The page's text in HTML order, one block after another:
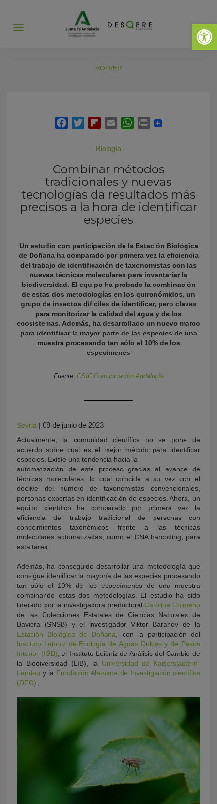
Abrir
Abrir
VOLVER
Biología
Combinar métodos
tradicionales y nuevas
tecnologías da resultados más
precisos a la hora de identificar
especies
Un estudio con participación de la Estación Biológica
de Doñana ha comparado por primera vez la eficiencia
del trabajo de identificación de taxonomistas con las
nuevas técnicas moleculares para inventariar la
biodiversidad. El equipo ha probado la combinación
de estas dos metodologías en los quironómidos, un
grupo de insectos difíciles de identificar, pero claves
para monitorizar la calidad del agua y de los
ecosistemas. Además, ha desarrollado un nuevo marco
para identificar la mayor parte de las especies de una
muestra procesando tan sólo el 10% de los
especímenes
Fuente: CSIC Comunicación Andalucía
Sevilla | 09 de junio de 2023
Actualmente, la comunidad científica no se pone de
acuerdo sobre cuál es el mejor método para identificar
especies. Existe una tendencia hacia la
automatización de este proceso gracias al avance de
técnicas moleculares, lo cual coincide a su vez con el
declive del número de taxonomistas convencionales,
personas expertas en identificación de especies. Ahora, un
equipo científico ha comparado por primera vez la
eficiencia del trabajo tradicional de personas con
conocimientos taxonómicos frente a las técnicas
moleculares automatizadas, como el DNA barcoding, para
esta tarea.
Además, ha conseguido desarrollar una metodología que
consigue identificar la mayoría de las especies procesando
tan sólo el 10% de los especímenes de una muestra
combinando estas dos metodologías. El estudio ha sido
liderado por la investigadora predoctoralCaroline Chimeno
de las Colecciones Estatales de Ciencias Naturales de
Baviera (SNSB) y el investigador Viktor Baranov de la
Estación Biológica de Doñana , con la participación del
Instituto Leibniz de Ecología de Aguas Dulces y de Pesca
Interior (IGB) , el Instituto Leibniz de Análisis del Cambio de
la Biodiversidad (LIB), la Universidad de Kaiserslautern-
Landau y la Fundación Alemana de Investigación científica
(DFG)